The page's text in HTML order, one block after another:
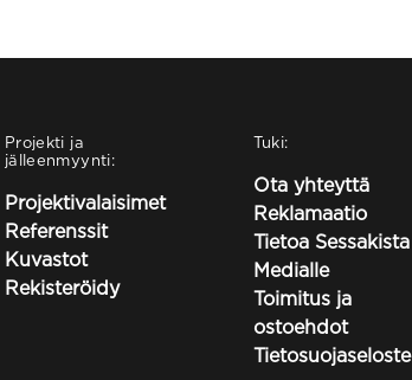
Projekti ja
jälleenmyynti:
Projektivalaisimet
Referenssit
Kuvastot
Rekisteröidy
Tuki:
Ota yhteyttä
Reklamaatio
Tietoa Sessakista
Medialle
Toimitus ja
ostoehdot
Tietosuojaseloste